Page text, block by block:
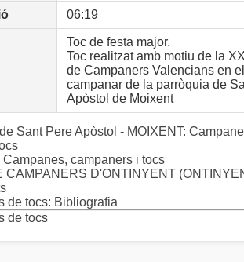
06:19
Toc de festa major.
Toc realitzat amb motiu de la
de Campaners Valencians en el
campanar de la parròquia de
Apòstol de Moixent
Sant Pere Apòstol - MOIXENT:
Campanes, campaners i tocs
CAMPANERS D'ONTINYENT
de tocs: Bibliografia
de tocs